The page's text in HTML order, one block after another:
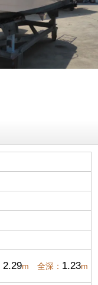
2.29m 全深： 1.23m